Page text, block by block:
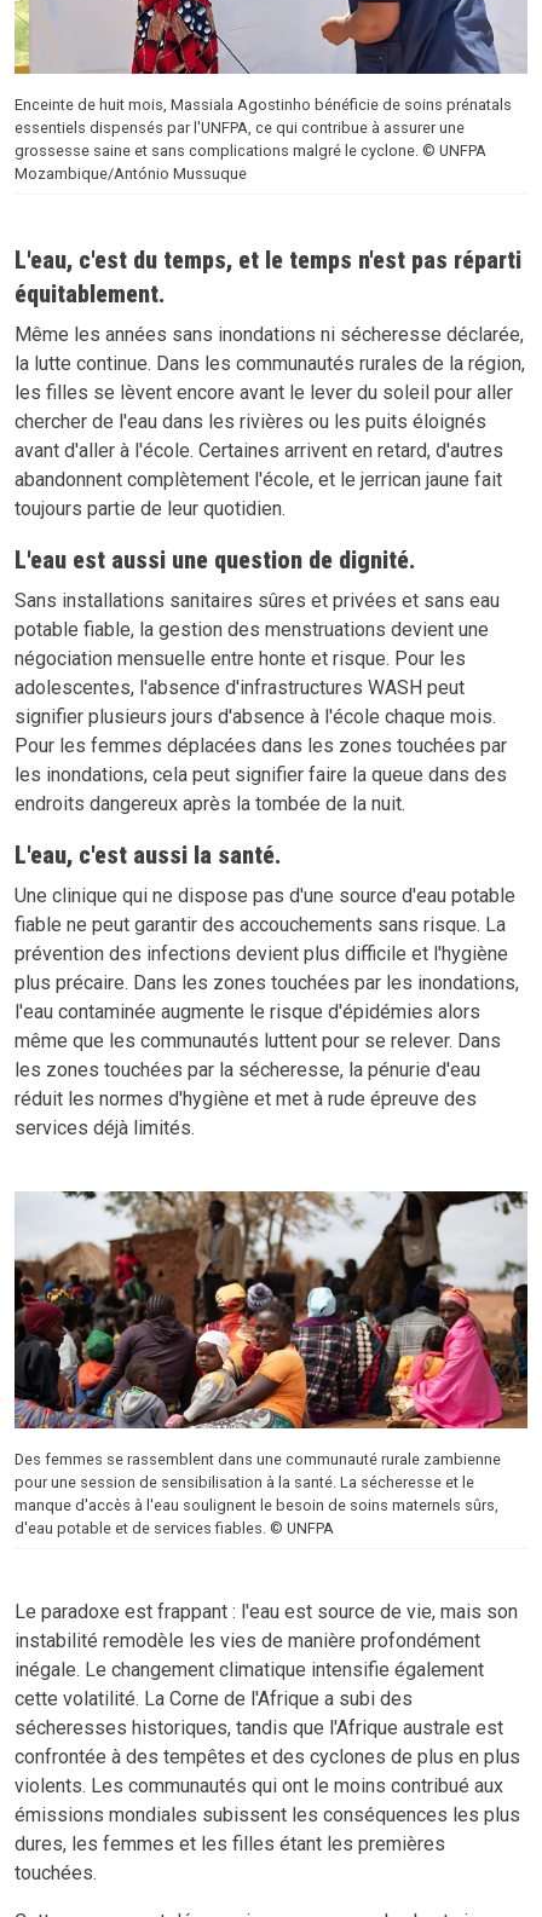
Enceinte de huit mois, Massiala Agostinho bénéficie de soins prénatals
essentiels dispensés par l'UNFPA, ce qui contribue à assurer une
grossesse saine et sans complications malgré le cyclone. © UNFPA
Mozambique/António Mussuque
L'eau, c'est du temps, et le temps n'est pas réparti
équitablement.
Même les années sans inondations ni sécheresse déclarée,
la lutte continue. Dans les communautés rurales de la région,
les filles se lèvent encore avant le lever du soleil pour aller
chercher de l'eau dans les rivières ou les puits éloignés
avant d'aller à l'école. Certaines arrivent en retard, d'autres
abandonnent complètement l'école, et le jerrican jaune fait
toujours partie de leur quotidien.
L'eau est aussi une question de dignité.
Sans installations sanitaires sûres et privées et sans eau
potable fiable, la gestion des menstruations devient une
négociation mensuelle entre honte et risque. Pour les
adolescentes, l'absence d'infrastructures WASH peut
signifier plusieurs jours d'absence à l'école chaque mois.
Pour les femmes déplacées dans les zones touchées par
les inondations, cela peut signifier faire la queue dans des
endroits dangereux après la tombée de la nuit.
L'eau, c'est aussi la santé.
Une clinique qui ne dispose pas d'une source d'eau potable
fiable ne peut garantir des accouchements sans risque. La
prévention des infections devient plus difficile et l'hygiène
plus précaire. Dans les zones touchées par les inondations,
l'eau contaminée augmente le risque d'épidémies alors
même que les communautés luttent pour se relever. Dans
les zones touchées par la sécheresse, la pénurie d'eau
réduit les normes d'hygiène et met à rude épreuve des
services déjà limités.
Des femmes se rassemblent dans une communauté rurale zambienne
pour une session de sensibilisation à la santé. La sécheresse et le
manque d'accès à l'eau soulignent le besoin de soins maternels sûrs,
d'eau potable et de services fiables. © UNFPA
Le paradoxe est frappant : l'eau est source de vie, mais son
instabilité remodèle les vies de manière profondément
inégale. Le changement climatique intensifie également
cette volatilité. La Corne de l'Afrique a subi des
sécheresses historiques, tandis que l'Afrique australe est
confrontée à des tempêtes et des cyclones de plus en plus
violents. Les communautés qui ont le moins contribué aux
émissions mondiales subissent les conséquences les plus
dures, les femmes et les filles étant les premières
touchées.